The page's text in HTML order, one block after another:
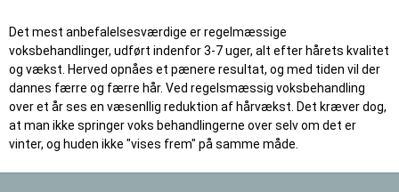
Det mest anbefalelsesværdige er regelmæssige
voksbehandlinger, udført indenfor 3-7 uger, alt efter hårets kvalitet
og vækst. Herved opnåes et pænere resultat, og med tiden vil der
dannes færre og færre hår. Ved regelsmæssig voksbehandling
over et år ses en væsenllig reduktion af hårvækst. Det kræver dog,
at man ikke springer voks behandlingerne over selv om det er
vinter, og huden ikke "vises frem" på samme måde.